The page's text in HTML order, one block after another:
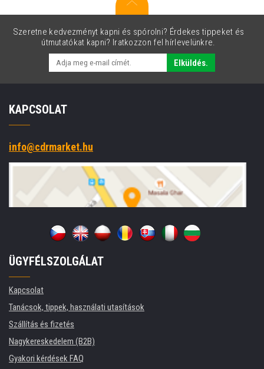
Szeretne kedvezményt kapni és spórolni? Érdekes tippeket és
útmutatókat kapni? Iratkozzon fel hírlevelünkre.
Elküldés.
KAPCSOLAT
info@cdrmarket.hu
ÜGYFÉLSZOLGÁLAT
Kapcsolat
Tanácsok, tippek, használati utasítások
Szállítás és fizetés
Nagykereskedelem (B2B)
Gyakori kérdések FAQ